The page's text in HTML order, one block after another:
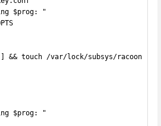
$prog: "
&& touch /var/lock/subsys/racoon
$prog: "